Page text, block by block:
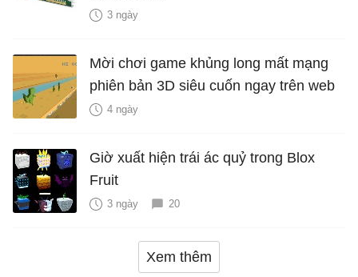
3 ngày
Mời chơi game khủng long mất mạng
phiên bản 3D siêu cuốn ngay trên web
4 ngày
Giờ xuất hiện trái ác quỷ trong Blox
Fruit
3 ngày 20
Xem thêm